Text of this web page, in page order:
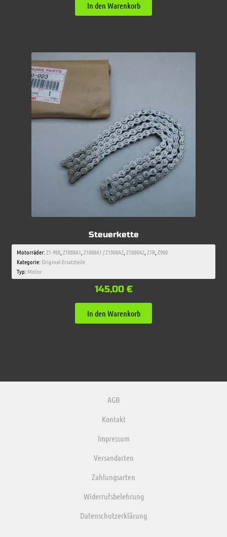
In den Warenkorb
Steuerkette
Motorräder:Z1-900,Z1000A1,Z1000A1 / Z1000A2,Z1000A2,Z1R,Z900
Kategorie:Original-Ersatzteile
Typ: Motor
145,00 €
In den Warenkorb
AGB
Kontakt
Impressum
Versandarten
Zahlungsarten
Widerrufsbelehrung
Datenschutzerklärung